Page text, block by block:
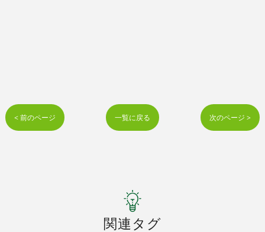
< 前のページ 一覧に戻る 次のページ >
関連タグ